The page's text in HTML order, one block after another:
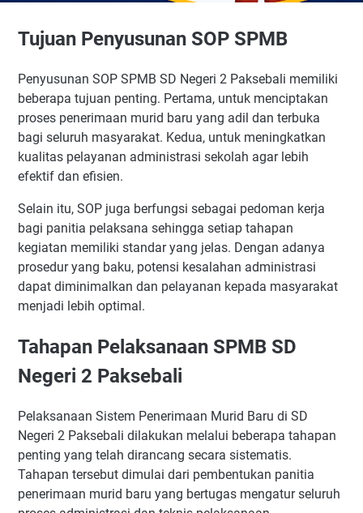
Tujuan Penyusunan SOP SPMB
Penyusunan SOP SPMB SD Negeri 2 Paksebali memiliki
beberapa tujuan penting. Pertama, untuk menciptakan
proses penerimaan murid baru yang adil dan terbuka
bagi seluruh masyarakat. Kedua, untuk meningkatkan
kualitas pelayanan administrasi sekolah agar lebih
efektif dan efisien.
Selain itu, SOP juga berfungsi sebagai pedoman kerja
bagi panitia pelaksana sehingga setiap tahapan
kegiatan memiliki standar yang jelas. Dengan adanya
prosedur yang baku, potensi kesalahan administrasi
dapat diminimalkan dan pelayanan kepada masyarakat
menjadi lebih optimal.
Tahapan Pelaksanaan SPMB SD
Negeri 2 Paksebali
Pelaksanaan Sistem Penerimaan Murid Baru di SD
Negeri 2 Paksebali dilakukan melalui beberapa tahapan
penting yang telah dirancang secara sistematis.
Tahapan tersebut dimulai dari pembentukan panitia
penerimaan murid baru yang bertugas mengatur seluruh